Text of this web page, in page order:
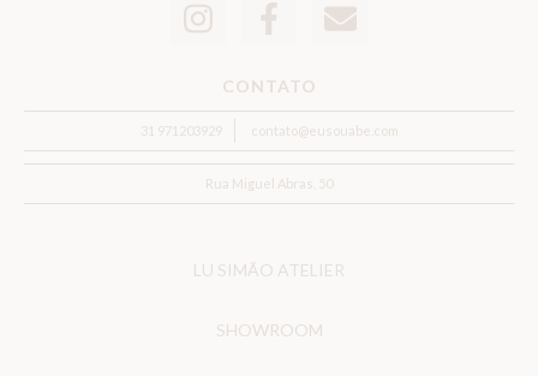
CONTATO
31 971203929 contato@eusouabe.com
Rua Miguel Abras, 50
LU SIMÃO ATELIER
SHOWROOM